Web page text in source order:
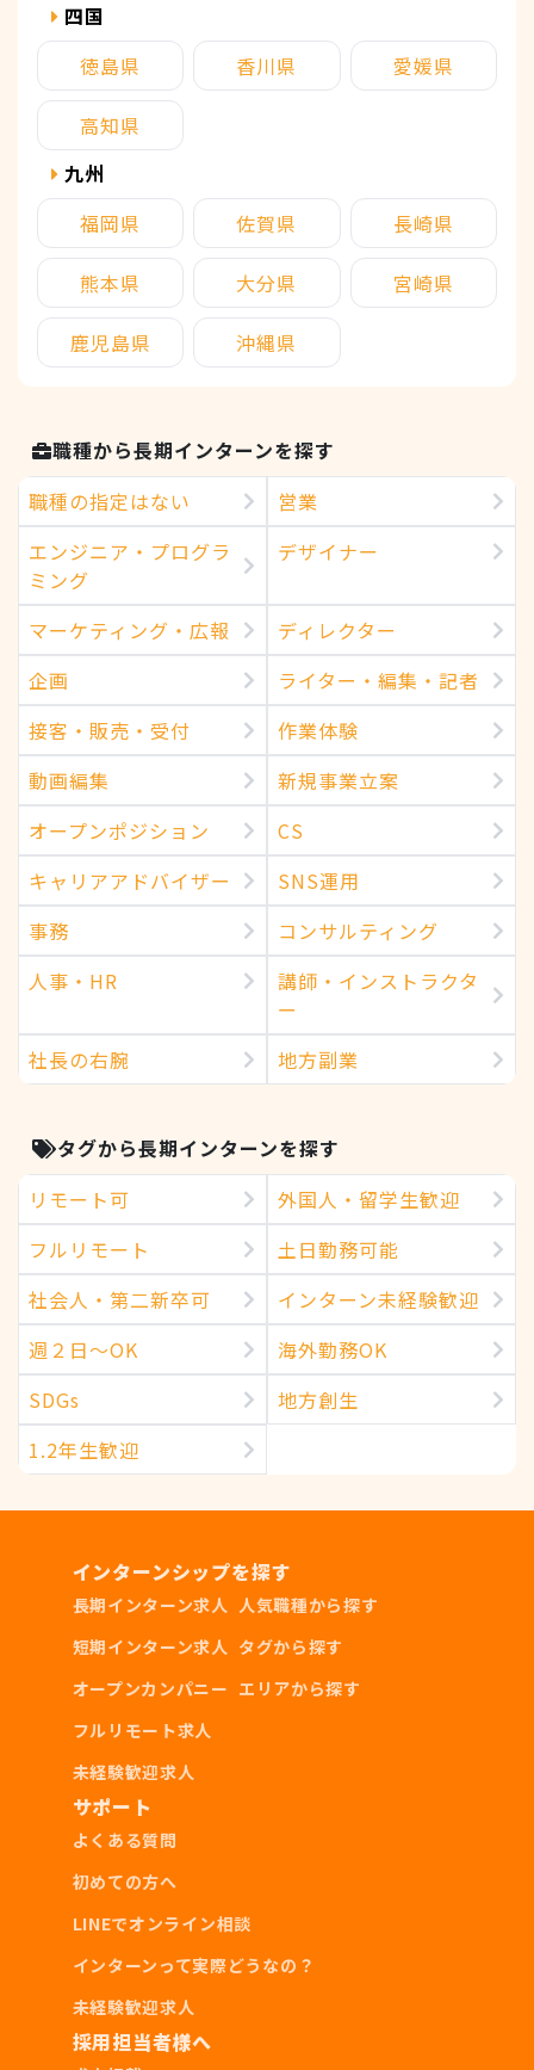
四国
徳島県
香川県 愛媛県
高知県
九州
福岡県
佐賀県 長崎県
熊本県 大分県 宮崎県
鹿児島県 沖縄県
職種から長期インターンを探す
職種の指定はない
営業
エンジニア・プログラ
ミング
デザイナー
マーケティング・広報
ディレクター
企画
ライター・編集・記者
接客・販売・受付
作業体験
動画編集
新規事業立案
オープンポジション
CS
キャリアアドバイザー
SNS運用
事務
コンサルティング
人事・HR
講師・インストラクタ
ー
社長の右腕
地方副業
タグから長期インターンを探す
リモート可
外国人・留学生歓迎
フルリモート
土日勤務可能
社会人・第二新卒可
インターン未経験歓迎
週２日～OK
海外勤務OK
SDGs
地方創生
1.2年生歓迎
インターンシップを探す
長期インターン求人
短期インターン求人
オープンカンパニー
フルリモート求人
未経験歓迎求人
人気職種から探す
タグから探す
エリアから探す
サポート
よくある質問
初めての方へ
LINEでオンライン相談
インターンって実際どうなの？
未経験歓迎求人
採用担当者様へ